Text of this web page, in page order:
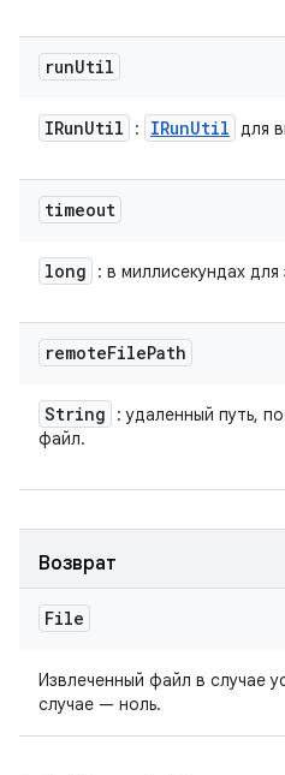
runUtil
IRunUtil : IRunUtil для
timeout
long : в миллисекундах
remoteFilePath
String
: удаленный путь,
файл.
Возврат
File
Извлеченный файл в случае
случае — ноль.